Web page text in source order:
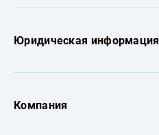
Юридическая информация
Компания